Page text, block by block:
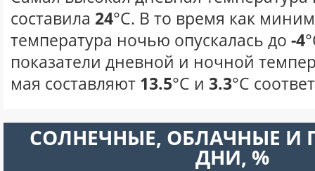
составила 24°С. В то время как
температура ночью опускалась до -4
показатели дневной и ночной
мая составляют 13.5°С и 3.3°С
CОЛНЕЧНЫЕ, ОБЛАЧНЫЕ И
ДНИ, %